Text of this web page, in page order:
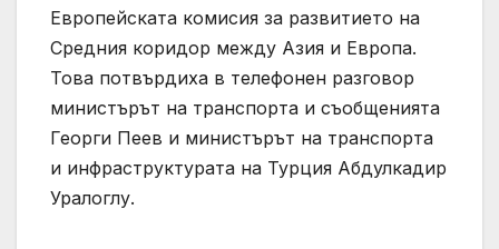
Европейската комисия за развитието на
Средния коридор между Азия и Европа.
Това потвърдиха в телефонен разговор
министърът на транспорта и съобщенията
Георги Пеев и министърът на транспорта
и инфраструктурата на Турция Абдулкадир
Уралоглу.